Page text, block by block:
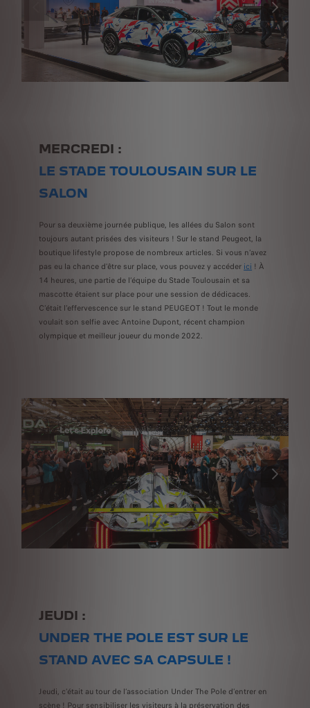
PRÉCÉDENT SUIVANT
MERCREDI :
LE STADE TOULOUSAIN SUR LE
SALON
Pour sa deuxième journée publique, les allées du Salon sont
toujours autant prisées des visiteurs ! Sur le stand Peugeot, la
boutique lifestyle propose de nombreux articles. Si vous n’avez
pas eu la chance d’être sur place, vous pouvez y accéder ici ! À
14 heures, une partie de l’équipe du Stade Toulousain et sa
mascotte étaient sur place pour une session de dédicaces.
C’était l’effervescence sur le stand PEUGEOT ! Tout le monde
voulait son selfie avec Antoine Dupont, récent champion
olympique et meilleur joueur du monde 2022.
PRÉCÉDENT
JEUDI :
UNDER THE POLE EST SUR LE
STAND AVEC SA CAPSULE !
Jeudi, c’était au tour de l’association Under The Pole d’entrer en
scène ! Pour sensibiliser les visiteurs à la préservation des